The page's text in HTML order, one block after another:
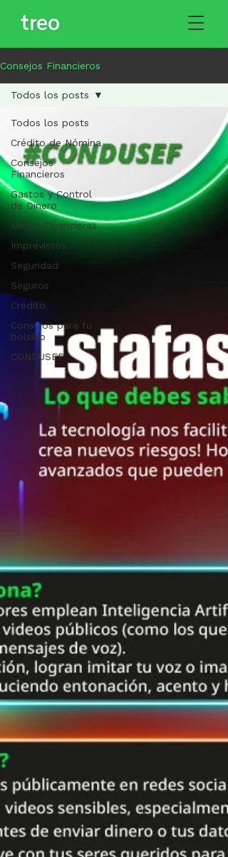
Consejos Financieros
Todos los posts
Crédito de Nómina
Consejos
Financieros
Gastos y Control
de Dinero
Metas Financieras
Imprevistos
Seguridad
Seguros
Crédito
Consejos para tu
bolsillo
CONDUSEF
Todos los posts